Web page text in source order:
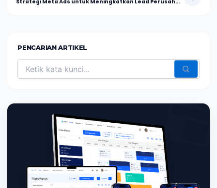
Strategi Meta Ads untuk Meningkatkan Lead Perusahaan hingga 3x Lipat
PENCARIAN ARTIKEL